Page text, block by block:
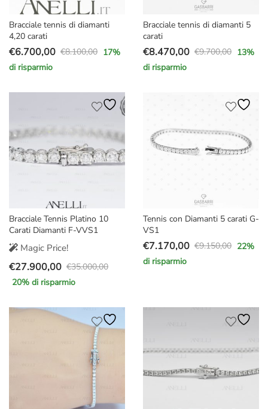
Bracciale tennis di diamanti
4,20 carati
€8.100,00
Il
prezzo
€6.700,00
Il
prezzo
17%
di risparmio
Bracciale tennis di diamanti 5
carati
€9.700,00
Il
prezzo
€8.470,00
Il
prezzo
13%
di risparmio
Bracciale Tennis Platino 10
Carati Diamanti F-VVS1
Magic Price!
€35.000,00
Il
prezzo
€27.900,00
Il
prezzo
20% di risparmio
Tennis con Diamanti 5 carati G-
VS1
€9.150,00
Il
prezzo
€7.170,00
Il
prezzo
22%
di risparmio